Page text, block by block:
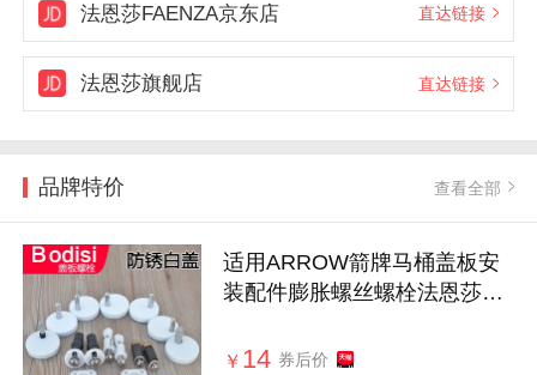
法恩莎FAENZA京东店 直达链接
法恩莎旗舰店 直达链接
品牌特价 查看全部
适用ARROW箭牌马桶盖板安
装配件膨胀螺丝螺栓法恩莎固
￥ 14 券后价